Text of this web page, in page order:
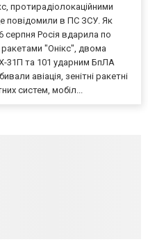
протирадіолокаційними
повідомили в ПС ЗСУ. Як
серпня Росія вдарила по
"Онікс", двома
31П та 101 ударним БпЛА
авіація, зенітні ракетні
систем, мобіл...